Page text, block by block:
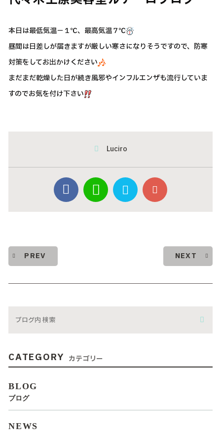
本日は最低気温－１℃、最高気温７℃
昼間は日差しが届きますが厳しい寒さになりそうですので、防寒
対策をしてお出かけください
まだまだ乾燥した日が続き風邪やインフルエンザも流行していま
すのでお気を付け下さい
Luciro
PREV NEXT
CATEGORY カテゴリー
BLOG
ブログ
NEWS